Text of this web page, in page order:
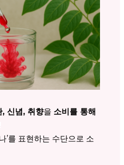
, 신념, 취향을 소비를 통해
’를 표현하는 수단으로 소